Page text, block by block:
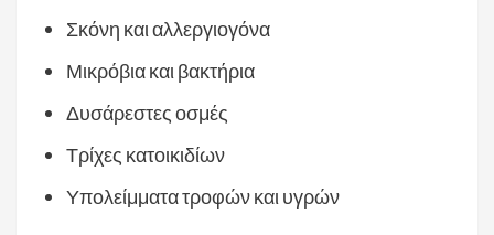
Σκόνη και αλλεργιογόνα
Μικρόβια και βακτήρια
Δυσάρεστες οσμές
Τρίχες κατοικιδίων
Υπολείμματα τροφών και υγρών